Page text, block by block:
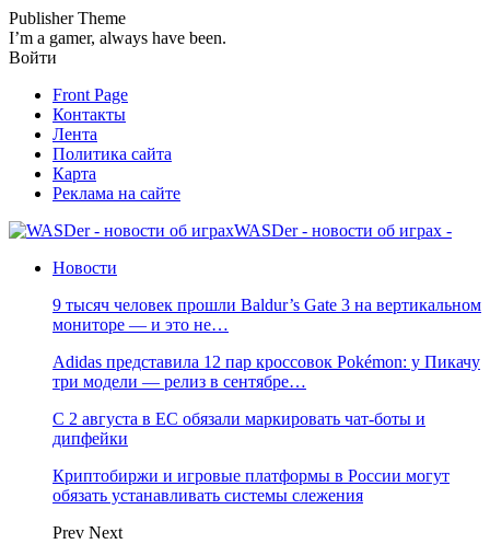
Publisher Theme
I’m a gamer, always have been.
Войти
Front Page
Контакты
Лента
Политика сайта
Карта
Реклама на сайте
WASDer - новости об играх -
Новости
9 тысяч человек прошли Baldur’s Gate 3 на вертикальном
мониторе — и это не…
Adidas представила 12 пар кроссовок Pokémon: у Пикачу
три модели — релиз в сентябре…
С 2 августа в ЕС обязали маркировать чат-боты и
дипфейки
Криптобиржи и игровые платформы в России могут
обязать устанавливать системы слежения
Prev Next